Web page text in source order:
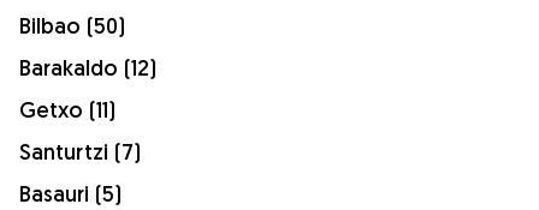
Bilbao (50)
Barakaldo (12)
Getxo (11)
Santurtzi (7)
Basauri (5)